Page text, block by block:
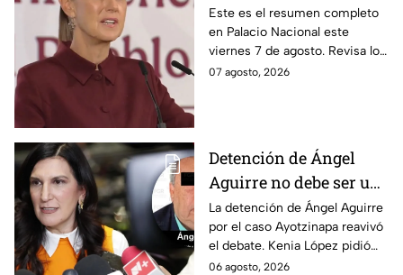
agosto? Resumen EN
VIVO
Este es el resumen completo
en Palacio Nacional este
viernes 7 de agosto. Revisa los
datos presentados y las
07 agosto, 2026
Detención de Ángel
Aguirre no debe ser un
distractor, pide Kenia
López; exige justicia
por caso Ayotzinapa
La detención de Ángel Aguirre
por el caso Ayotzinapa reavivó
el debate. Kenia López pidió
que no sea un distractor
06 agosto, 2026